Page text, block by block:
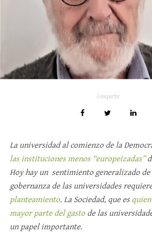
Compartir
La universidad al comienzo de la
las instituciones menos “europeizadas”
Hoy hay un sentimiento generalizado de
gobernanza de las universidades
planteamiento. La Sociedad, que esquien
mayor parte del gasto de las
un papel importante.